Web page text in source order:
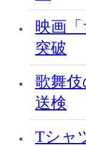
映画
突破
歌舞
送検
Tシャ